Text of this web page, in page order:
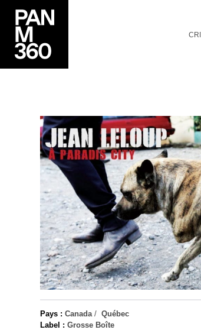
Pays : Canada/ Québec
Label : Grosse Boîte